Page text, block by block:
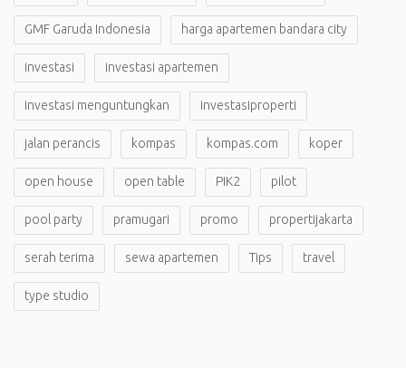
GMF Garuda Indonesia harga apartemen bandara city
investasi investasi apartemen
investasi menguntungkan investasiproperti
jalan perancis kompas kompas.com koper
open house open table PIK2 pilot
pool party pramugari promo propertijakarta
serah terima sewa apartemen Tips travel
type studio